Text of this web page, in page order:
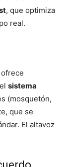
, que optimiza
real.
sistema
(mosquetón,
que se
El altavoz